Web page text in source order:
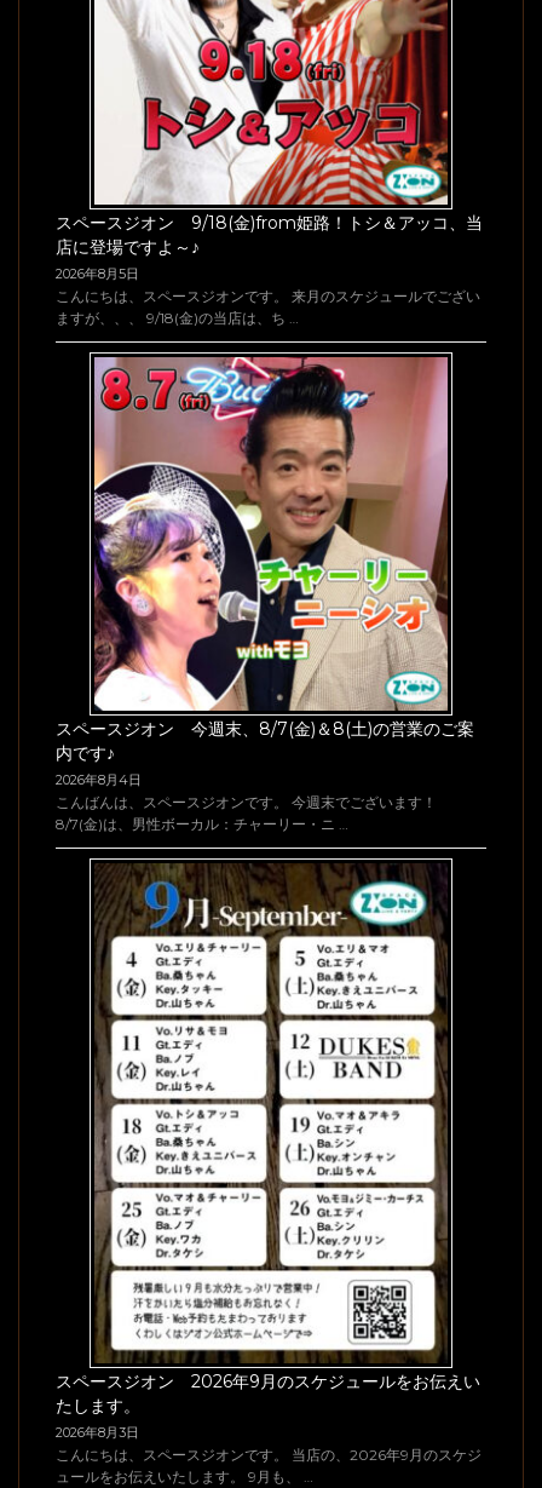
スペースジオン 9/18(金)from姫路！トシ＆アッコ、当
店に登場ですよ～♪
2026年8月5日
こんにちは、スペースジオンです。 来月のスケジュールでござい
ますが、、、 9/18(金)の当店は、ち …
スペースジオン 今週末、8/7(金)＆8(土)の営業のご案
内です♪
2026年8月4日
こんばんは、スペースジオンです。 今週末でございます！
8/7(金)は、男性ボーカル：チャーリー・ニ …
スペースジオン 2026年9月のスケジュールをお伝えい
たします。
2026年8月3日
こんにちは、スペースジオンです。 当店の、2026年9月のスケジ
ュールをお伝えいたします。 9月も、 …